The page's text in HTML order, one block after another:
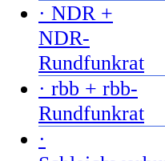
· NDR +
NDR-
Rundfunkrat
· rbb + rbb-
Rundfunkrat
·